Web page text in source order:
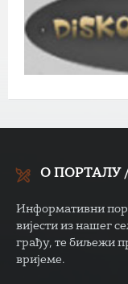
О ПОРТАЛУ /
Информативни
вијести из нашег
грађу, те биљежи
вријеме.